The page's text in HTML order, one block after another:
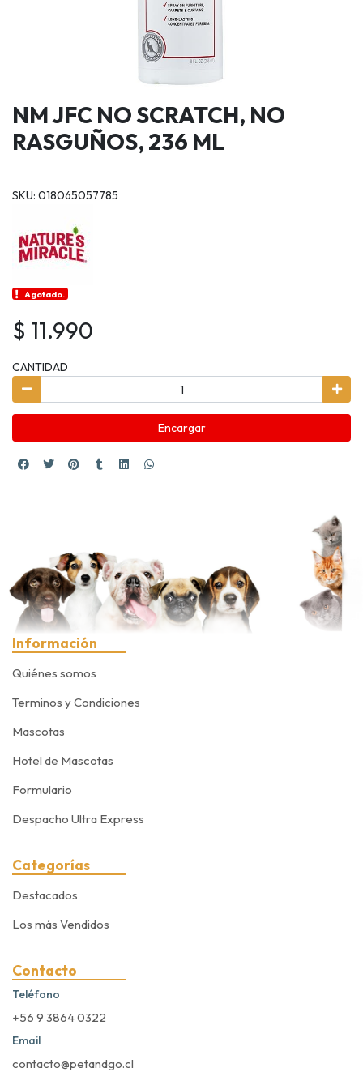
NM JFC NO SCRATCH, NO
RASGUÑOS, 236 ML
SKU: 018065057785
Agotado.
$ 11.990
CANTIDAD
Encargar
Información
Quiénes somos
Terminos y Condiciones
Mascotas
Hotel de Mascotas
Formulario
Despacho Ultra Express
Categorías
Destacados
Los más Vendidos
Contacto
Teléfono
+56 9 3864 0322
Email
contacto@petandgo.cl